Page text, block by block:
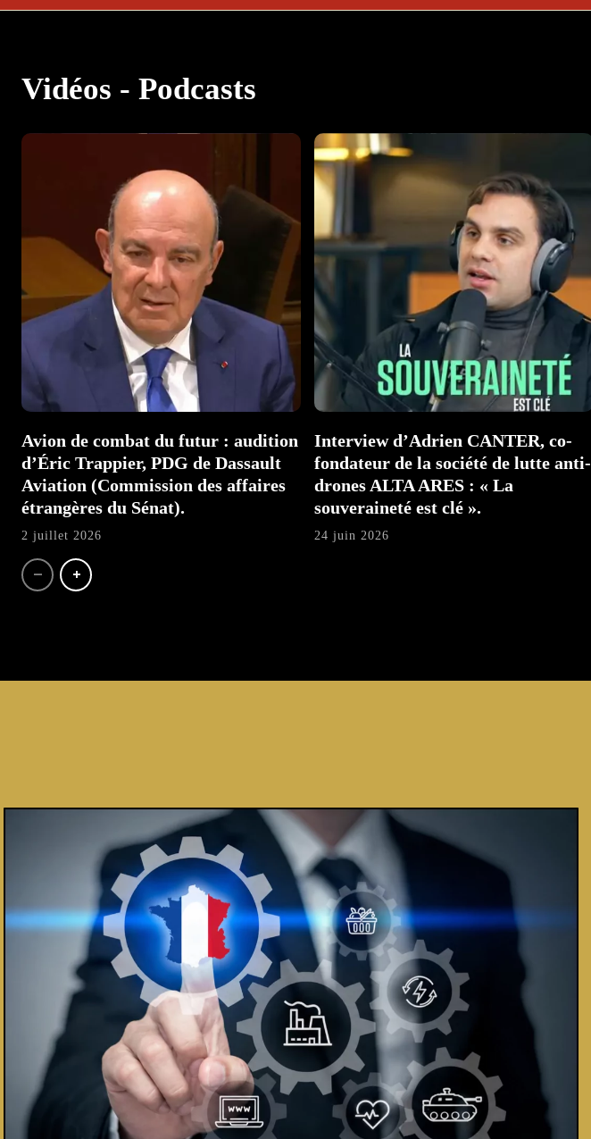
Vidéos - Podcasts
Avion de combat du futur : audition
d’Éric Trappier, PDG de Dassault
Aviation (Commission des affaires
étrangères du Sénat).
2 juillet 2026
Interview d’Adrien CANTER, co-
fondateur de la société de lutte anti-
drones ALTA ARES : « La
souveraineté est clé ».
24 juin 2026